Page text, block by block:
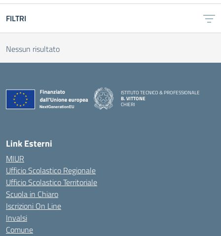
FILTRI
Nessun risultato
ISTITUTO TECNICO & PROFESSIONALE
B. VITTONE
CHIERI
Link Esterni
MIUR
Ufficio Scolastico Regionale
Ufficio Scolastico Territoriale
Scuola in Chiaro
Iscrizioni On Line
Invalsi
Comune